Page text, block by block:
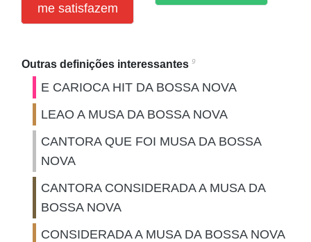
me satisfazem
Outras definições interessantes 9
E CARIOCA HIT DA BOSSA NOVA
LEAO A MUSA DA BOSSA NOVA
CANTORA QUE FOI MUSA DA BOSSA
NOVA
CANTORA CONSIDERADA A MUSA DA
BOSSA NOVA
CONSIDERADA A MUSA DA BOSSA NOVA